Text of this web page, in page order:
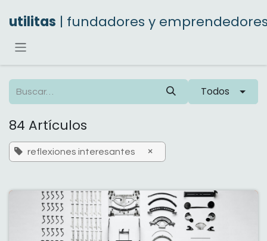
utilitas | fundadores y
Todos
84 Artículos
reflexiones interesantes ×